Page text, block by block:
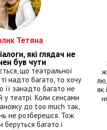
Тетяна
які глядач не
був чути
що театральної
надто багато, то хочу
її занадто багато не
у театрі. Коли сенсами
до too much так,
не розберешся. Тож
багато і
як